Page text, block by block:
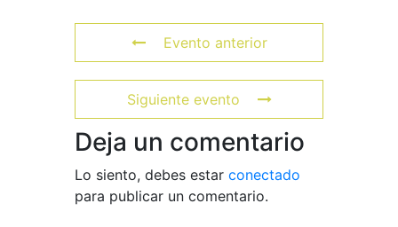
Evento anterior
Siguiente evento
Deja un comentario
Lo siento, debes estar conectado
para publicar un comentario.